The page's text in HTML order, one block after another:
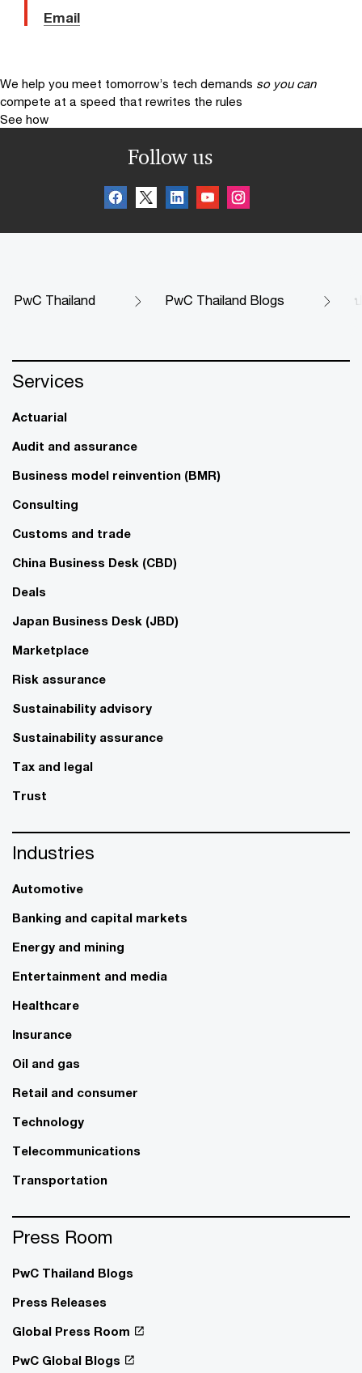
Email
We help you meet tomorrow’s tech demands so you can
compete at a speed that rewrites the rules
See how
Follow us
PwC Thailand PwC Thailand Blogs
Services
Actuarial
Audit and assurance
Business model reinvention (BMR)
Consulting
Customs and trade
China Business Desk (CBD)
Deals
Japan Business Desk (JBD)
Marketplace
Risk assurance
Sustainability advisory
Sustainability assurance
Tax and legal
Trust
Industries
Automotive
Banking and capital markets
Energy and mining
Entertainment and media
Healthcare
Insurance
Oil and gas
Retail and consumer
Technology
Telecommunications
Transportation
Press Room
PwC Thailand Blogs
Press Releases
Global Press Room
PwC Global Blogs